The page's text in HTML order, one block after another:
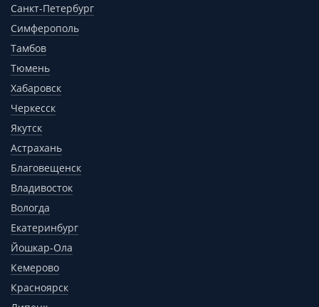
Санкт-Петербург
Симферополь
Тамбов
Тюмень
Хабаровск
Черкесск
Якутск
Астрахань
Благовещенск
Владивосток
Вологда
Екатеринбург
Йошкар-Ола
Кемерово
Красноярск